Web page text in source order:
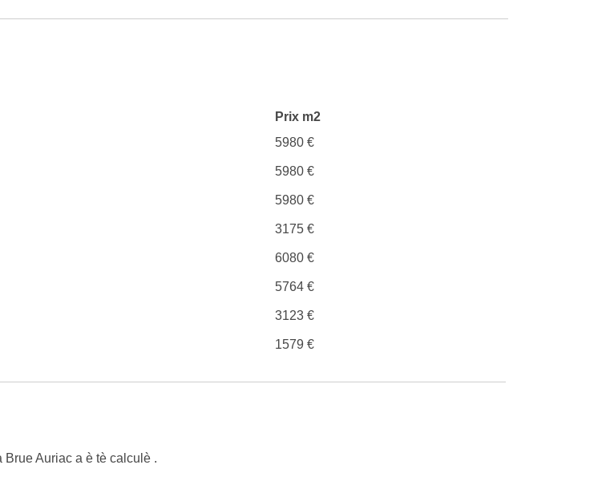
Prix m2
5980 €
5980 €
5980 €
3175 €
6080 €
5764 €
3123 €
1579 €
Auriac a è tè calculè .